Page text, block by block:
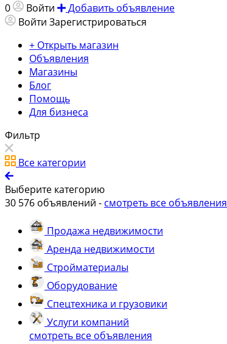
0 Войти
Добавить объявление
Войти Зарегистрироваться
+ Открыть магазин
Объявления
Магазины
Блог
Помощь
Для бизнеса
Фильтр
Все категории
Выберите категорию
30 576 объявлений - смотреть все объявления
Продажа недвижимости
Аренда недвижимости
Стройматериалы
Оборудование
Спецтехника и грузовики
Услуги компаний
смотреть все объявления